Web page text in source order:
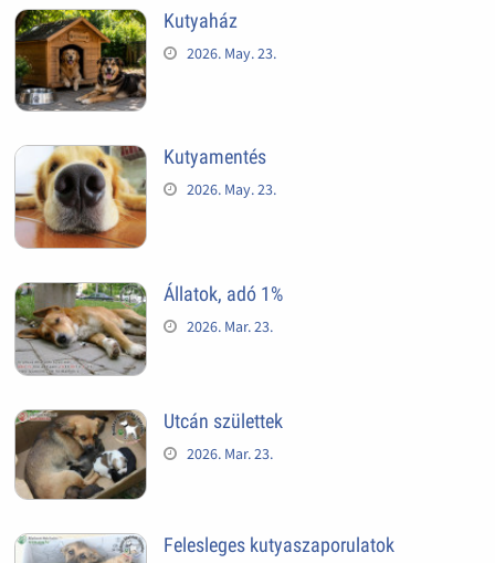
Kutyaház
2026. May. 23.
Kutyamentés
2026. May. 23.
Állatok, adó 1%
2026. Mar. 23.
Utcán születtek
2026. Mar. 23.
Felesleges kutyaszaporulatok